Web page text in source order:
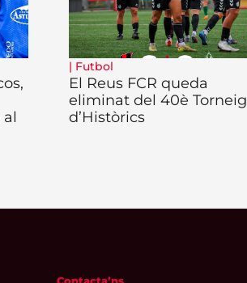
| Futbol
El Reus FCR queda
eliminat del 40è Torneig
d’Històrics